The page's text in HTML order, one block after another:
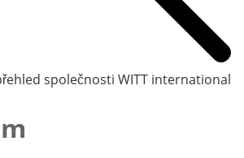
společnosti WITT international